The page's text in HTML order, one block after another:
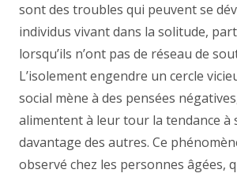
sont des troubles qui peuvent se
individus vivant dans la solitude,
lorsqu’ils n’ont pas de réseau de
L’isolement engendre un cercle
social mène à des pensées
alimentent à leur tour la tendance à
davantage des autres. Ce
observé chez les personnes âgées,